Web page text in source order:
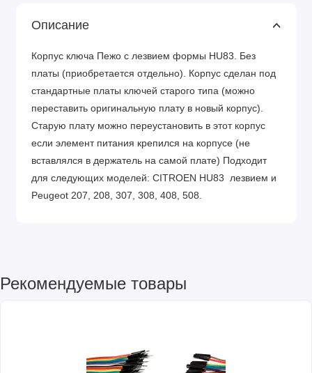
Описание
Корпус ключа Пежо с лезвием формы HU83. Без
платы (приобретается отдельно). Корпус сделан под
стандартные платы ключей старого типа (можно
переставить оригинальную плату в новый корпус).
Старую плату можно переустановить в этот корпус
если элемент питания крепился на корпусе (не
вставлялся в держатель на самой плате) Подходит
для следующих моделей: CITROEN HU83 лезвием и
Peugeot 207, 208, 307, 308, 408, 508.
Рекомендуемые товары